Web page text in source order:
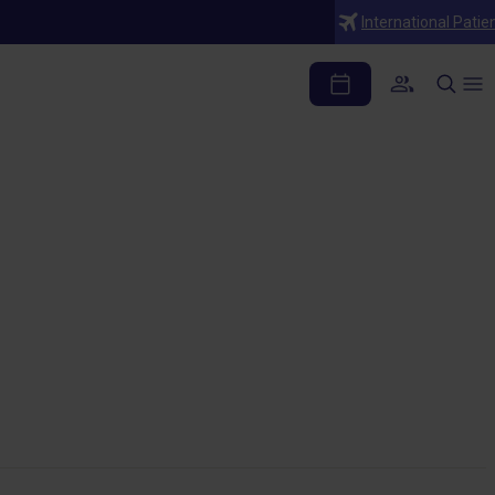
International
y cómo tratarlo